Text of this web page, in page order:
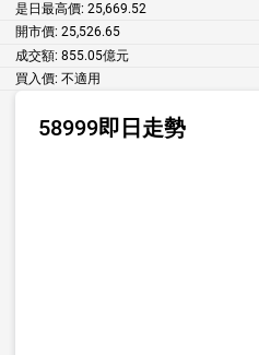
是日最高價: 25,669.52
開市價: 25,526.65
成交額: 855.05億元
買入價: 不適用
58999即日走勢